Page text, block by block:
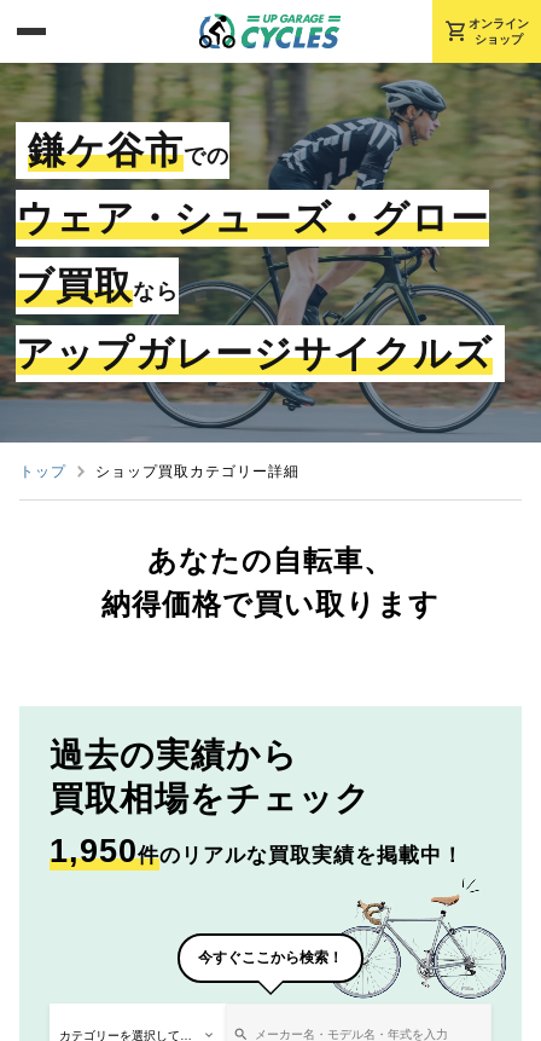
shopping_cart オンライン
ショップ
鎌ケ谷市での
ウェア・シューズ・グロー
ブ買取なら
アップガレージサイクルズ
トップ ショップ買取カテゴリー詳細
あなたの自転車、
納得価格で買い取ります
過去の実績から
買取相場をチェック
1,950件のリアルな買取実績を掲載中！
今すぐここから検索！